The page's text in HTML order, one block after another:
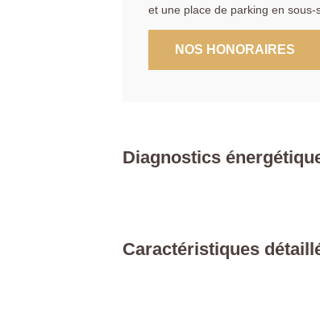
et une place de parking en sous-
NOS HONORAIRES
Diagnostics
Caractéristiques